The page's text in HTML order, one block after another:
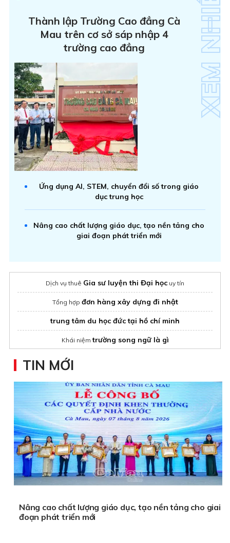
Thành lập Trường Cao đẳng Cà
Mau trên cơ sở sáp nhập 4
trường cao đẳng
Ứng dụng AI, STEM, chuyển đổi số trong giáo
dục trung học
Nâng cao chất lượng giáo dục, tạo nền tảng cho
giai đoạn phát triển mới
Dịch vụ thuê Gia sư luyện thi Đại học uy tín
Tổng hợp đơn hàng xây dựng đi nhật
trung tâm du học đức tại hồ chí minh
Khái niệmtrường song ngữ là gì
Giải đáp
TIN MỚI
Nâng cao chất lượng giáo dục, tạo nền tảng cho giai
đoạn phát triển mới